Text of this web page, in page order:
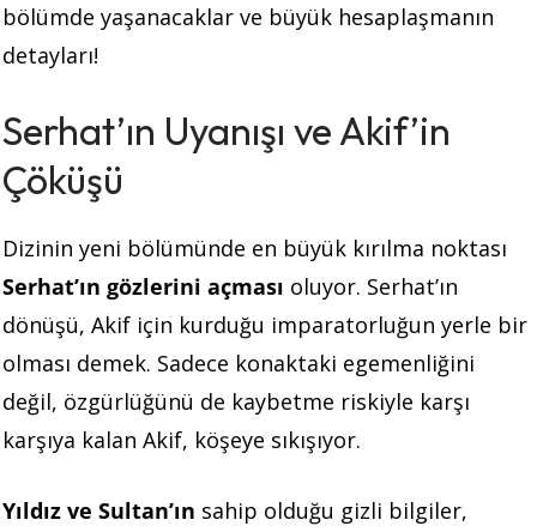
bölümde yaşanacaklar ve büyük hesaplaşmanın
detayları!
Serhat’ın Uyanışı ve Akif’in
Çöküşü
Dizinin yeni bölümünde en büyük kırılma noktası
Serhat’ın gözlerini açması oluyor. Serhat’ın
dönüşü, Akif için kurduğu imparatorluğun yerle bir
olması demek. Sadece konaktaki egemenliğini
değil, özgürlüğünü de kaybetme riskiyle karşı
karşıya kalan Akif, köşeye sıkışıyor.
Yıldız ve Sultan’ın sahip olduğu gizli bilgiler,